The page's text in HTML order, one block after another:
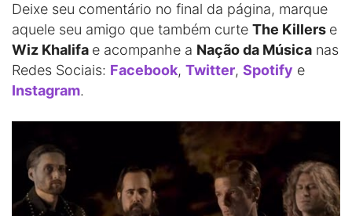
Deixe seu comentário no final da página, marque
aquele seu amigo que também curte The Killers e
Wiz Khalifa e acompanhe a Nação da Música nas
Redes Sociais: Facebook, Twitter, Spotify e
Instagram.